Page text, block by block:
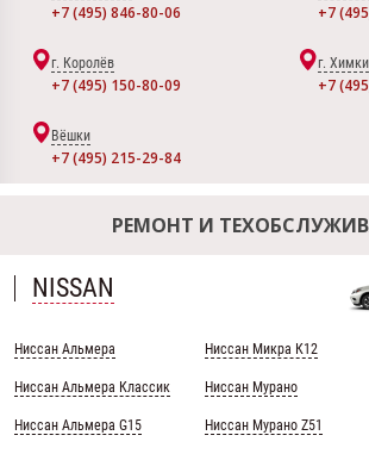
+7 (495) 846-80-06 +7
г. Королёв
+7 (495) 150-80-09
г. Химки
+7
Вёшки
+7 (495) 215-29-84
РЕМОНТ И
NISSAN
Ниссан Альмера
Ниссан Альмера Классик
Ниссан Альмера G15
Ниссан Микра К12
Ниссан Мурано
Ниссан Мурано Z51